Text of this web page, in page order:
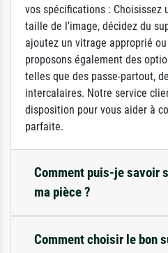
vos spécifications : Choisissez
taille de l'image, décidez du
ajoutez un vitrage approprié
proposons également des
telles que des passe-partout,
intercalaires. Notre service
disposition pour vous aider à
parfaite.
Comment puis-je savoir
ma pièce ?
Comment choisir le bon